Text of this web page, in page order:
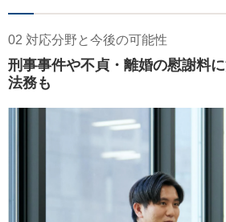
02 対応分野と今後の可能性
刑事事件や不貞・離婚の慰謝料
法務も